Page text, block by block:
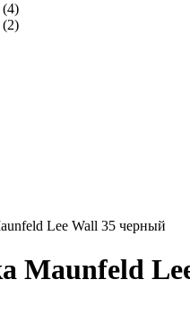
(4)
(2)
Lee Wall 35 черный
Maunfeld